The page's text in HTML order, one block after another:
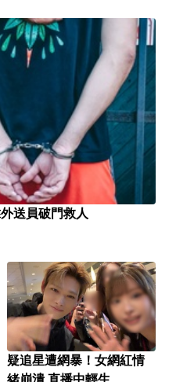
送員破門救人
疑追星遭網暴！女網紅情